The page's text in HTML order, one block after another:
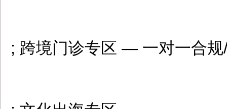
; 跨境门诊专区 — 一对一合